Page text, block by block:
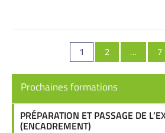
des
publications
Page
1 PAGE
2 … 7
Prochaines formations
PRÉPARATION ET PASSAGE DE
(ENCADREMENT)